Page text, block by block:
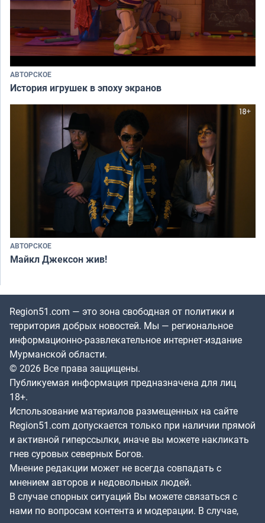
АВТОРСКОЕ
История игрушек в эпоху экранов
АВТОРСКОЕ
Майкл Джексон жив!
Region51.com — это зона свободная от политики и
территория добрых новостей. Мы — региональное
информационно-развлекательное интернет-издание
Мурманской области.
© 2026 Все права защищены.
Публикуемая информация предназначена для лиц
18+.
Использование материалов размещенных на сайте
Region51.com допускается только при наличии прямой
и активной гиперссылки, иначе вы можете накликать
гнев суровых северных Богов.
Мнение редакции может не всегда совпадать с
мнением авторов и недовольных людей.
В случае спорных ситуаций Вы можете связаться с
нами по вопросам контента и модерации. В случае,